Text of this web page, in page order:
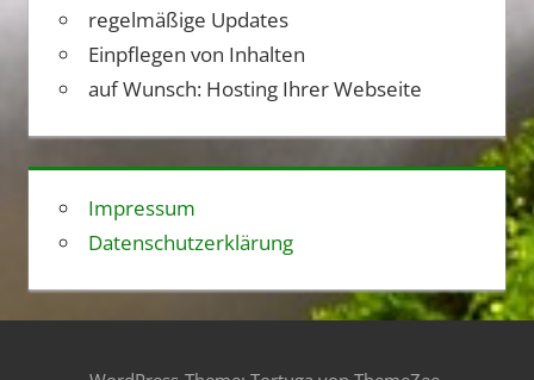
regelmäßige Updates
Einpflegen von Inhalten
auf Wunsch: Hosting Ihrer Webseite
Impressum
Datenschutzerklärung